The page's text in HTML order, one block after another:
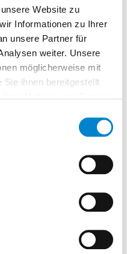
Website zu
Informationen zu Ihrer
unsere Partner für
weiter. Unsere
möglicherweise mit
Sie ihnen bereitgestellt
oder -
von bis zu
bis zu 9.000 mm
SSG DD eine
für